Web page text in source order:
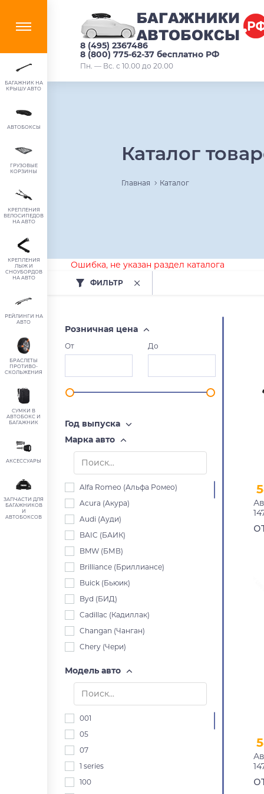
8 (495) 2367486
8 (800) 775-62-37 бесплатно РФ
Пн. — Вс. с 10.00 до 20.00
БАГАЖНИК НА
КРЫШУ АВТО
АВТОБОКСЫ
ГРУЗОВЫЕ
КОРЗИНЫ
КРЕПЛЕНИЯ
ВЕЛОСИПЕДОВ
НА АВТО
КРЕПЛЕНИЯ
ЛЫЖ И
СНОУБОРДОВ
НА АВТО
РЕЙЛИНГИ НА
АВТО
БРАСЛЕТЫ
ПРОТИВО-
СКОЛЬЖЕНИЯ
СУМКИ В
АВТОБОКС И
БАГАЖНИК
АКСЕССУАРЫ
ЗАПЧАСТИ ДЛЯ
БАГАЖНИКОВ
И
АВТОБОКСОВ
Каталог
Главная Каталог
Ошибка, не указан раздел каталога
ФИЛЬТР
Розничная цена
От До
Год выпуска
Марка авто
Alfa Romeo (Альфа Ромео)
Acura (Акура)
Audi (Ауди)
BAIC (БАИК)
BMW (БМВ)
Brilliance (Бриллиансе)
Buick (Бьюик)
Byd (БИД)
Cadillac (Кадиллак)
Changan (Чанган)
Chery (Чери)
Citroen (Ситроен)
Модель авто
001
05
07
1 series
100